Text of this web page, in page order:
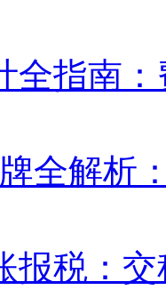
全指南
全解析
报税：